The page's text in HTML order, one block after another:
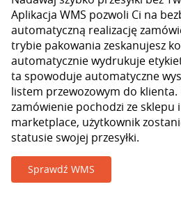
Aplikacja WMS pozwoli Ci na
automatyczną realizację
trybie pakowania zeskanujesz
automatycznie wydrukuje
ta spowoduje automatyczne
listem przewozowym do klienta.
zamówienie pochodzi ze sklepu
marketplace, użytkownik
statusie swojej przesyłki.
Sprawdź WMS